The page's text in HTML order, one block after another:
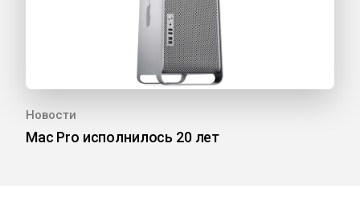
Новости
Mac Pro исполнилось 20 лет